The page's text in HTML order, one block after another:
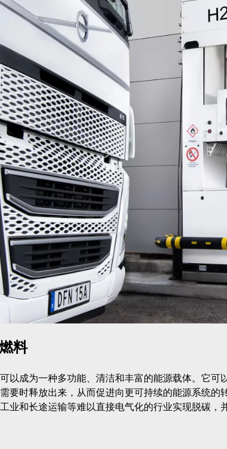
料
以成为一种多功能、清洁和丰富的能源载体。它可
要时释放出来，从而促进向更可持续的能源系统的
业和长途运输等难以直接电气化的行业实现脱碳，